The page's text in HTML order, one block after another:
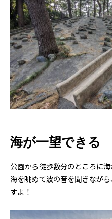
海が一望できる
公園から徒歩数分のところに海
海を眺めて波の音を聞きなが
すよ！